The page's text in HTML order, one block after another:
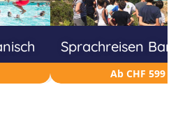
Sprachreisen
Ab CHF 599